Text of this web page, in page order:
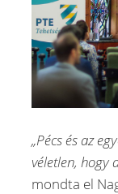
„Pécs és az
véletlen, hogy
mondta el